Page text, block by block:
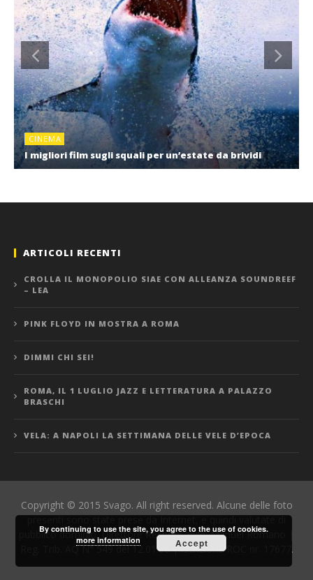
CINEMA
I migliori film sugli squali per un’estate da brividi
ARTICOLI RECENTI
CROLLA IL MONOPOLIO SIAE CON ALLEANZA SOUNDREEF
– LEA
PINK FLOYD IN MOSTRA A ROMA
DIMMI CHI SEI!
ROMA, IL 1 LUGLIO JAZZ E LETTERATURA A PALAZZO
BRASCHI
VELA: A NAPOLI LA SETTIMANA DELLE VELE D’EPOCA
Copyright © 2015 Svago. All right reserved. Alcune delle foto
presenti sono state prese da Internet, e quindi valutate di
pubblico dominio. Direttore Responsabile: Manuel Romano |
Reg. Trib. AQ N° 549 del 12.01.06 | Iscrizione ROC nr. 17677.
By continuing to use the site, you agree to the use of cookies.
more information
Accept